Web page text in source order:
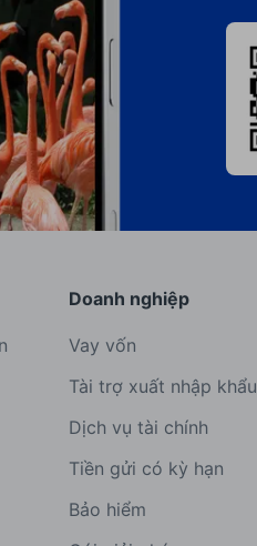
Doanh nghiệp
Vay vốn
Tài trợ xuất nhập khẩu
Dịch vụ tài chính
Tiền gửi có kỳ hạn
Bảo hiểm